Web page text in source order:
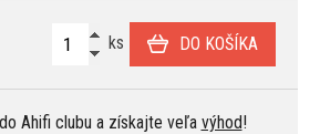
ks DO KOŠÍKA
Ahifi clubu a získajte veľa výhod!